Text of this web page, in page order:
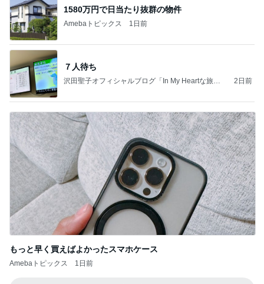
1580万円で日当たり抜群の物件
Amebaトピックス 1日前
７人待ち
沢田聖子オフィシャルブログ「In My Heartな旅日
2日前
もっと早く買えばよかったスマホケース
Amebaトピックス 1日前